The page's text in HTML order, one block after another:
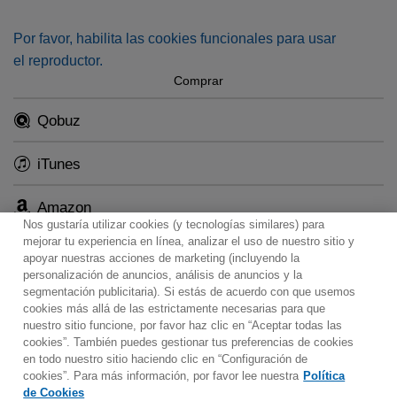
Por favor, habilita las cookies funcionales para usar
el reproductor.
Comprar
Qobuz
iTunes
Amazon
Contacto Boletin informativo
Términos de Uso
Política de Privacidad
Mapa web
Política de cookies
Ajustes de Cookies
Would you prefer to visit our website in English?
Nos gustaría utilizar cookies (y tecnologías similares) para
mejorar tu experiencia en línea, analizar el uso de nuestro sitio y
apoyar nuestras acciones de marketing (incluyendo la
personalización de anuncios, análisis de anuncios y la
segmentación publicitaria). Si estás de acuerdo con que usemos
cookies más allá de las estrictamente necesarias para que
nuestro sitio funcione, por favor haz clic en “Aceptar todas las
cookies”. También puedes gestionar tus preferencias de cookies
en todo nuestro sitio haciendo clic en “Configuración de
cookies”. Para más información, por favor lee nuestra Política
de Cookies